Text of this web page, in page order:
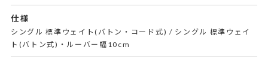
仕様
シングル 標準ウェイト(バトン・コード式) / シングル 標準ウェイ
ト(バトン式)・ルーバー幅10cm